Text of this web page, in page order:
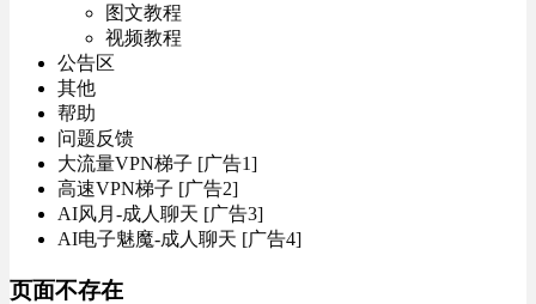
图文教程
视频教程
公告区
其他
帮助
问题反馈
大流量VPN梯子 [广告1]
高速VPN梯子 [广告2]
AI风月-成人聊天 [广告3]
AI电子魅魔-成人聊天 [广告4]
页面不存在